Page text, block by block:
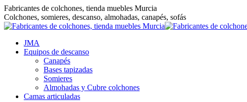
Saltar
al
contenido
Fabricantes de colchones, tienda muebles Murcia
Colchones, somieres, descanso, almohadas, canapés, sofás
JMA
Equipos de descanso
Canapés
Bases tapizadas
Somieres
Almohadas y Cubre colchones
Camas articuladas